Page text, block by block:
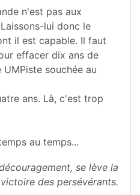
n'est pas aux
lui donc le
il est capable. Il faut
effacer dix ans de
souchée au
ans. Là, c'est trop
au temps...
se lève la
victoire des persévérants.